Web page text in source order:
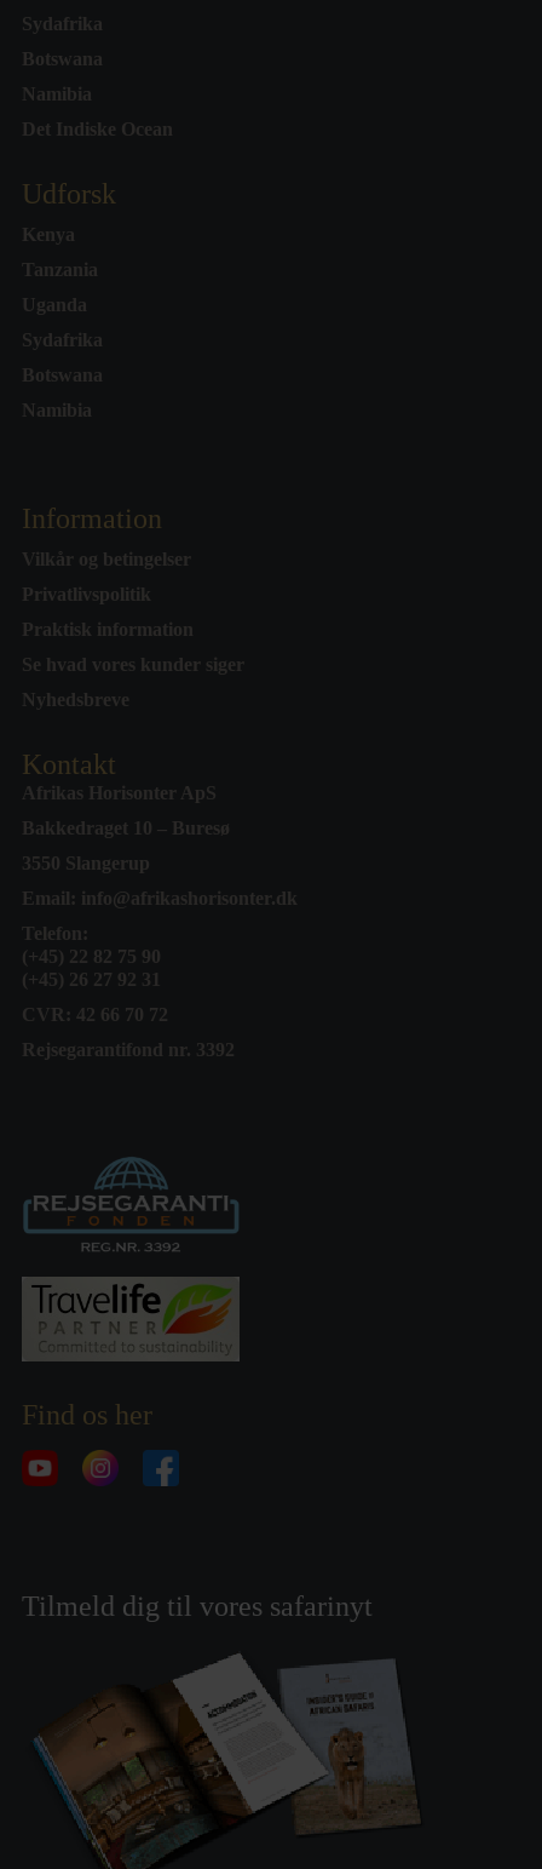
Sydafrika
Botswana
Namibia
Det Indiske Ocean
Udforsk
Kenya
Tanzania
Uganda
Sydafrika
Botswana
Namibia
Information
Vilkår og betingelser
Privatlivspolitik
Praktisk information
Se hvad vores kunder siger
Nyhedsbreve
Kontakt
Afrikas Horisonter ApS
Bakkedraget 10 – Buresø
3550 Slangerup
Email: info@afrikashorisonter.dk
Telefon:
(+45) 22 82 75 90
(+45) 26 27 92 31
CVR: 42 66 70 72
Rejsegarantifond nr. 3392
Find os her
Tilmeld dig til vores safarinyt